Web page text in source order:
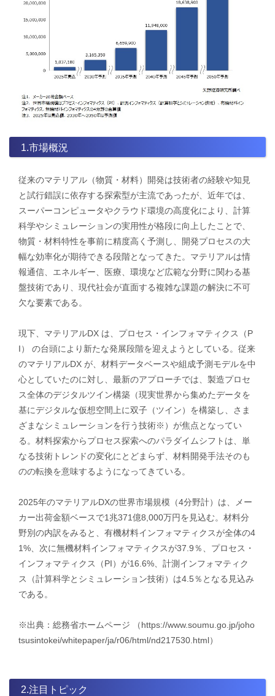
1.市場概況
従来のマテリアル（物質・材料）開発は技術者の経験や知見
と試行錯誤に依存する探索型が主流であったが、近年では、
スーパーコンピュータやクラウド環境の高度化により、計算
科学やシミュレーションの実用性が格段に向上したことで、
物質・材料特性を事前に精度高く予測し、開発プロセスの大
幅な効率化が期待できる段階となってきた。マテリアルは情
報通信、エネルギー、医療、環境など広範な分野に関わる基
盤技術であり、現代社会が直面する複雑な課題の解決に不可
欠な要素である。
現下、マテリアルDX は、プロセス・インフォマティクス（P
I） の台頭により新たな発展段階を迎えようとしている。従来
のマテリアルDX が、材料データベースや組成予測モデルを中
心としていたのに対し、最新のアプローチでは、製造プロセ
ス全体のデジタルツイン構築（現実世界から集めたデータを
基にデジタルな仮想空間上に双子（ツイン）を構築し、さま
ざまなシミュレーションを行う技術※）が焦点となってい
る。材料探索からプロセス探索へのパラダイムシフトは、単
なる技術トレンドの変化にとどまらず、材料開発手法そのも
のの転換を意味するようになってきている。
2025年のマテリアルDXの世界市場規模（4分野計）は、メー
カー出荷金額ベースで1兆371億8,000万円を見込む。材料分
野別の内訳をみると、有機材料インフォマティクスが全体の4
1%、次に無機材料インフォマティクスが37.9％、プロセス・
インフォマティクス（PI）が16.6%、計測インフォマティク
ス（計算科学とシミュレーション技術）は4.5％となる見込み
である。
※出典：総務省ホームページ （https://www.soumu.go.jp/joho
tsusintokei/whitepaper/ja/r06/html/nd217530.html）
2.注目トピック